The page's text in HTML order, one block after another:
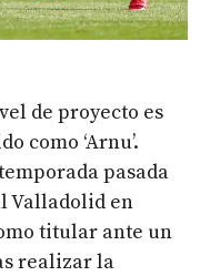
de proyecto es
como ‘Arnu’.
pasada
Valladolid en
titular ante un
realizar la